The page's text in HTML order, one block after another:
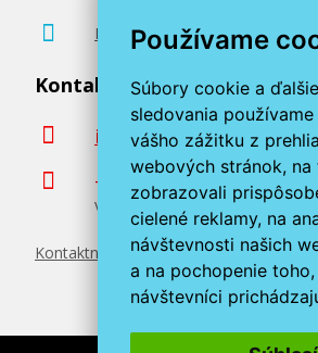
Používame
Súbory cookie a
sledovania
vášho zážitku z
webových stránok, na
zobrazovali
cielené reklamy, na
návštevnosti našich
a na pochopenie
návštevníci
Poradenstvo zadarmo
Kontaktujte nás
info@miroluk.sk
+420 377 222 313
Volajte v pracovné dni od 8. do
Kontaktné údaje